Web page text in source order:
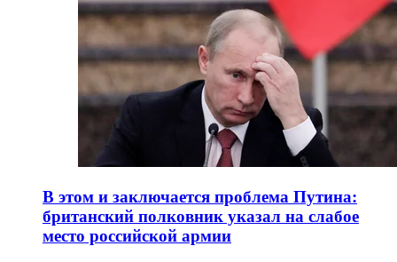
В этом и заключается проблема Путина:
британский полковник указал на слабое
место российской армии